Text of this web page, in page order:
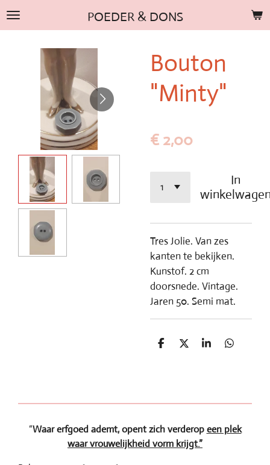
Ga
direct
hoofdinhoud
POEDER & DONS
Bouton
"Minty"
€ 2,00
In
Tres Jolie. Van zes
kanten te bekijken.
Kunstof. 2 cm
doorsnede. Vintage.
Jaren 50. Semi mat.
D
D
S
D
“Waar erfgoed ademt, opent zich verderopeen plek
waar vrouwelijkheid vorm krijgt.”